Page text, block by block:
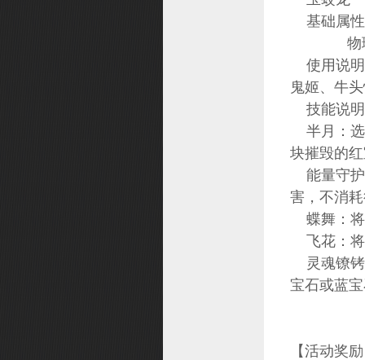
基础属性
物理
使用说明
鬼姬、牛
技能说
半月：选
块摧毁的
能量守护
害，不消
蝶舞：将
飞花：将
灵魂镣铐
宝石或蓝
【活动奖